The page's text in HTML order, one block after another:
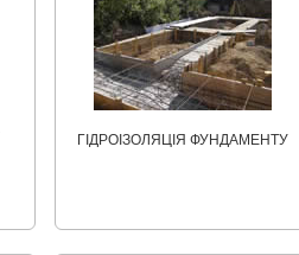
ГІДРОІЗОЛЯЦІЯ ФУНДАМЕНТУ